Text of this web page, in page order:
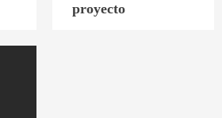
proyecto